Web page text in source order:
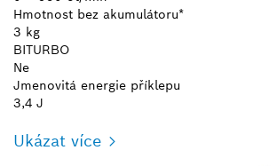
Hmotnost bez akumulátoru*
3 kg
BITURBO
Ne
Jmenovitá energie příklepu
3,4 J
Ukázat více